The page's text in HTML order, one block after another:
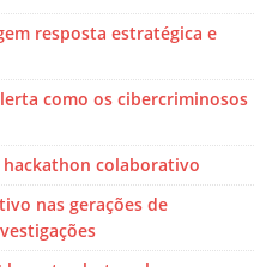
resposta estratégica e
como os cibercriminosos
colaborativo
nas gerações de